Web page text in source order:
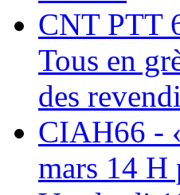
CNT PTT
Tous en
des
CIAH66 -
mars 14 H